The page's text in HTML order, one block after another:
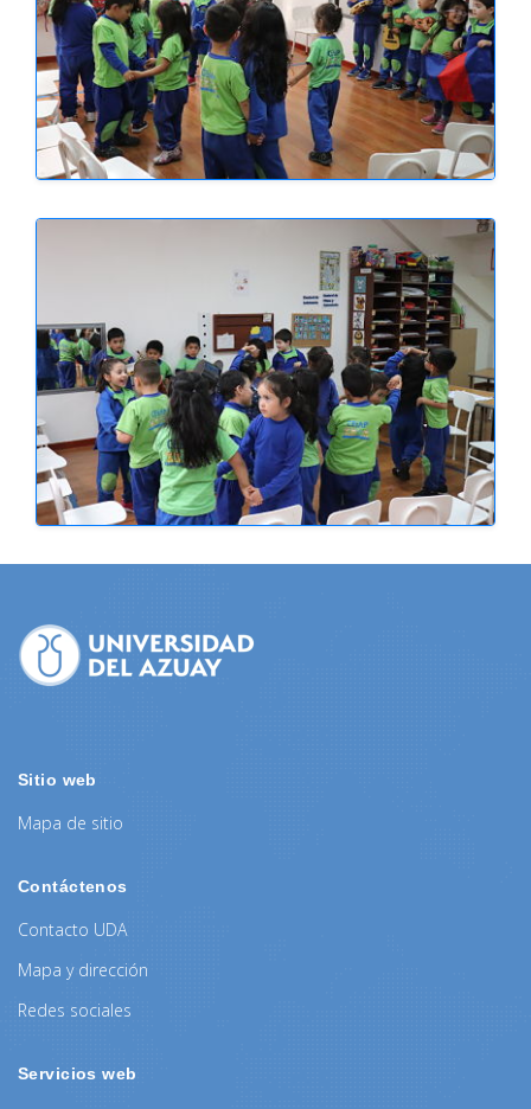
Sitio web
Mapa de sitio
Contáctenos
Contacto UDA
Mapa y dirección
Redes sociales
Servicios web